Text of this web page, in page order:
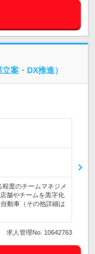
案・DX推進）
度のチームマネジメ
舗やチームを黒字化
動車（その他詳細は
求人管理No. 10642763